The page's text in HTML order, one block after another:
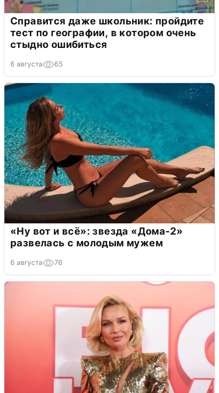
Справится даже школьник: пройдите
тест по географии, в котором очень
стыдно ошибиться
6 августа 65
«Ну вот и всё»: звезда «Дома-2»
развелась с молодым мужем
6 августа 76